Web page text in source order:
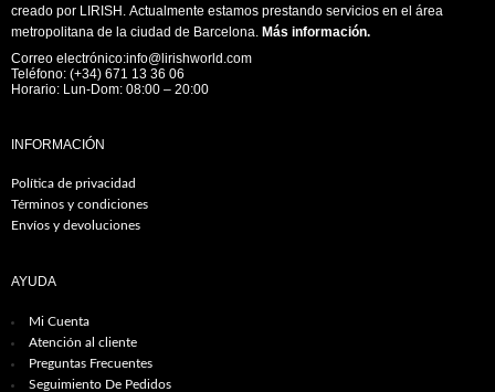
creado por LIRISH. Actualmente estamos prestando servicios en el área
metropolitana de la ciudad de Barcelona. Más información.
Correo electrónico:info@lirishworld.com
Teléfono: (+34) 671 13 36 06
Horario: Lun-Dom: 08:00 – 20:00
INFORMACIÓN
Política de privacidad
Términos y condiciones
Envíos y devoluciones
AYUDA
Mi Cuenta
Atención al cliente
Preguntas Frecuentes
Seguimiento De Pedidos